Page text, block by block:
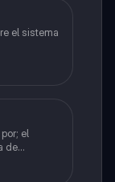
el sistema
el
de
de
botón